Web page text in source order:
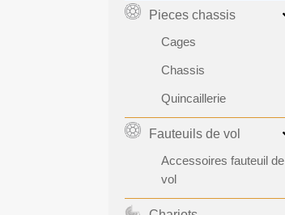
Pieces chassis
Cages
Chassis
Quincaillerie
Fauteuils de vol
Accessoires fauteuil de
vol